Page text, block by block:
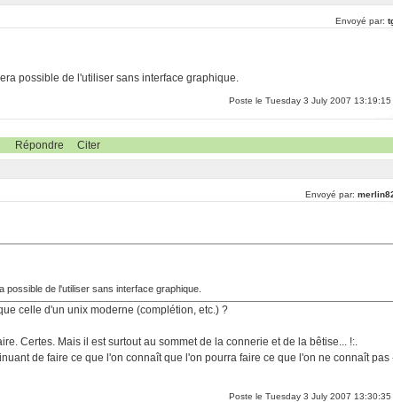
Envoyé par:
possible de l'utiliser sans interface graphique.
Poste le Tuesday 3 July 2007 13:19:15
Répondre Citer
Envoyé par:
de l'utiliser sans interface graphique.
celle d'un unix moderne (complétion, etc.) ?
Certes. Mais il est surtout au sommet de la connerie et de la bêtise... !:.
de faire ce que l'on connaît que l'on pourra faire ce que l'on ne connaît pas
Poste le Tuesday 3 July 2007 13:30:35